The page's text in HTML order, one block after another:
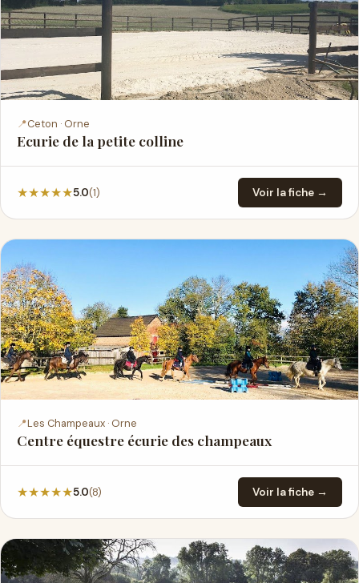
📍Ceton · Orne
Ecurie de la petite colline
★★★★★5.0(1) Voir la fiche →
📍Les Champeaux · Orne
Centre équestre écurie des champeaux
★★★★★5.0(8) Voir la fiche →